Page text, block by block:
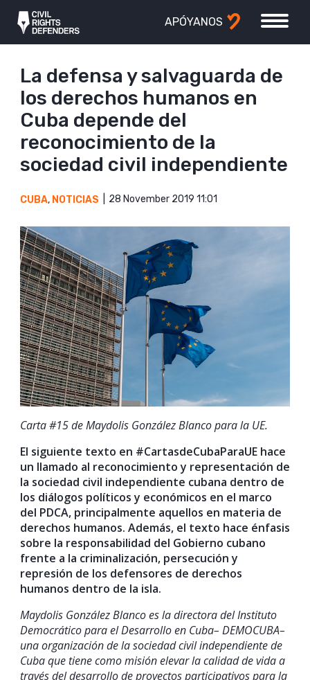
APÓYANOS
La defensa y salvaguarda de
los derechos humanos en
Cuba depende del
reconocimiento de la
sociedad civil independiente
CUBA, NOTICIAS 28 November 2019 11:01
Carta #15 de Maydolis González Blanco para la UE.
El siguiente texto en #CartasdeCubaParaUE hace
un llamado al reconocimiento y representación de
la sociedad civil independiente cubana dentro de
los diálogos políticos y económicos en el marco
del PDCA, principalmente aquellos en materia de
derechos humanos. Además, el texto hace énfasis
sobre la responsabilidad del Gobierno cubano
frente a la criminalización, persecución y
represión de los defensores de derechos
humanos dentro de la isla.
Maydolis González Blanco es la directora del Instituto
Democrático para el Desarrollo en Cuba– DEMOCUBA–
una organización de la sociedad civil independiente de
Cuba que tiene como misión elevar la calidad de vida a
través del desarrollo de proyectos participativos para la